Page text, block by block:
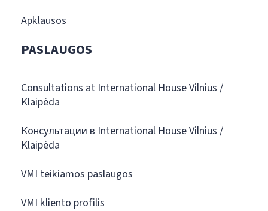
Apklausos
PASLAUGOS
Consultations at International House Vilnius /
Klaipėda
Консультации в International House Vilnius /
Klaipėda
VMI teikiamos paslaugos
VMI kliento profilis